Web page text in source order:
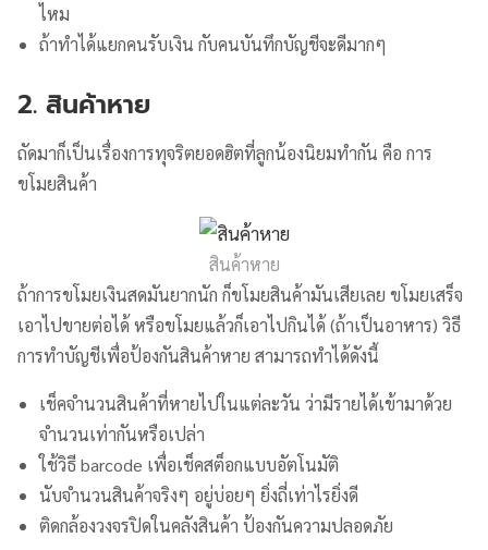
ไหม
ถ้าทำได้แยกคนรับเงิน กับคนบันทึกบัญชีจะดีมากๆ
2. สินค้าหาย
ถัดมาก็เป็นเรื่องการทุจริตยอดฮิตที่ลูกน้องนิยมทำกัน คือ การ
ขโมยสินค้า
สินค้าหาย
ถ้าการขโมยเงินสดมันยากนัก ก็ขโมยสินค้ามันเสียเลย ขโมยเสร็จ
เอาไปขายต่อได้ หรือขโมยแล้วก็เอาไปกินได้ (ถ้าเป็นอาหาร) วิธี
การทำบัญชีเพื่อป้องกันสินค้าหาย สามารถทำได้ดังนี้
เช็คจำนวนสินค้าที่หายไปในแต่ละวัน ว่ามีรายได้เข้ามาด้วย
จำนวนเท่ากันหรือเปล่า
ใช้วิธี barcode เพื่อเช็คสต็อกแบบอัตโนมัติ
นับจำนวนสินค้าจริงๆ อยู่บ่อยๆ ยิ่งถี่เท่าไรยิ่งดี
ติดกล้องวงจรปิดในคลังสินค้า ป้องกันความปลอดภัย